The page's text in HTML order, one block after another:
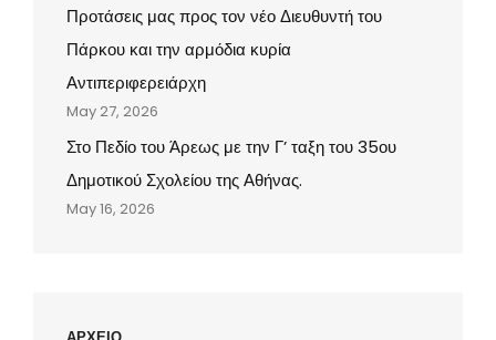
Προτάσεις μας προς τον νέο Διευθυντή του
Πάρκου και την αρμόδια κυρία
Αντιπεριφερειάρχη
May 27, 2026
Στο Πεδίο του Άρεως με την Γ’ ταξη του 35ου
Δημοτικού Σχολείου της Αθήνας.
May 16, 2026